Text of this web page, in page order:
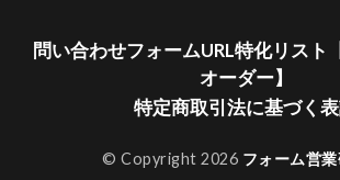
問い合わせフォームURL特化リスト
オーダー】
特定商取引法に基づく
© Copyright 2026 フォーム営